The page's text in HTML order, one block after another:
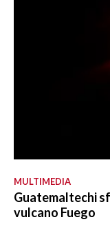
MULTIMEDIA
Guatemaltechi
vulcano Fuego